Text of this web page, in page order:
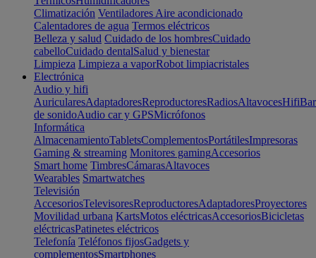
Climatización Ventiladores Aire acondicionado
Calentadores de agua Termos eléctricos
Belleza y salud Cuidado de los hombresCuidado
cabelloCuidado dentalSalud y bienestar
Limpieza Limpieza a vaporRobot limpiacristales
Electrónica
Audio y hifi
AuricularesAdaptadoresReproductoresRadiosAltavocesHifi
de sonidoAudio car y GPSMicrófonos
Informática
AlmacenamientoTabletsComplementosPortátilesImpresoras
Gaming & streaming Monitores gamingAccesorios
Smart home TimbresCámarasAltavoces
Wearables Smartwatches
Televisión
AccesoriosTelevisoresReproductoresAdaptadoresProyectores
Movilidad urbana KartsMotos eléctricasAccesoriosBicicletas
eléctricasPatinetes eléctricos
Telefonía Teléfonos fijosGadgets y
complementosSmartphones